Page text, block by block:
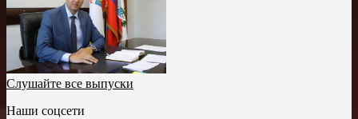
Слушайте все выпуски
Наши соцсети